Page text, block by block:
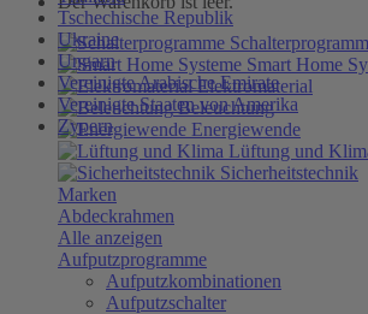
Tschechische Republik
Ukraine
Ungarn
Vereinigte Arabische Emirate
Vereinigte Staaten von Amerika
Zypern
Smart Home
Elektromaterial
Beleuchtung
Energiewende
Lüftung und
Sicherheitstechnik
Marken
Abdeckrahmen
Alle anzeigen
Aufputzprogramme
Aufputzkombinationen
Aufputzschalter